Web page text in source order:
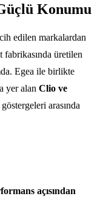
Konumu
edilen markalardan
üretilen
Egea ile birlikte
yer alan Clio ve
arasında
açısından